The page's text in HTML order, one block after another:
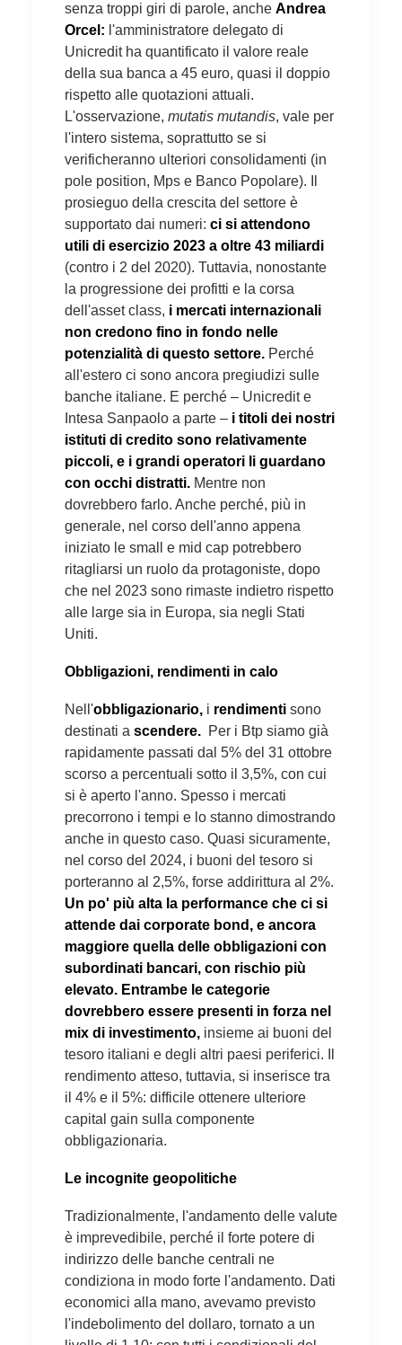
senza troppi giri di parole, anche Andrea
Orcel: l'amministratore delegato di
Unicredit ha quantificato il valore reale
della sua banca a 45 euro, quasi il doppio
rispetto alle quotazioni attuali.
L'osservazione, mutatis mutandis, vale per
l'intero sistema, soprattutto se si
verificheranno ulteriori consolidamenti (in
pole position, Mps e Banco Popolare). Il
prosieguo della crescita del settore è
supportato dai numeri: ci si attendono
utili di esercizio 2023 a oltre 43 miliardi
(contro i 2 del 2020). Tuttavia, nonostante
la progressione dei profitti e la corsa
dell'asset class, i mercati internazionali
non credono fino in fondo nelle
potenzialità di questo settore. Perché
all'estero ci sono ancora pregiudizi sulle
banche italiane. E perché – Unicredit e
Intesa Sanpaolo a parte – i titoli dei nostri
istituti di credito sono relativamente
piccoli, e i grandi operatori li guardano
con occhi distratti. Mentre non
dovrebbero farlo. Anche perché, più in
generale, nel corso dell'anno appena
iniziato le small e mid cap potrebbero
ritagliarsi un ruolo da protagoniste, dopo
che nel 2023 sono rimaste indietro rispetto
alle large sia in Europa, sia negli Stati
Uniti.
Obbligazioni, rendimenti in calo
Nell'obbligazionario, i rendimenti sono
destinati a scendere. Per i Btp siamo già
rapidamente passati dal 5% del 31 ottobre
scorso a percentuali sotto il 3,5%, con cui
si è aperto l'anno. Spesso i mercati
precorrono i tempi e lo stanno dimostrando
anche in questo caso. Quasi sicuramente,
nel corso del 2024, i buoni del tesoro si
porteranno al 2,5%, forse addirittura al 2%.
Un po' più alta la performance che ci si
attende dai corporate bond, e ancora
maggiore quella delle obbligazioni con
subordinati bancari, con rischio più
elevato. Entrambe le categorie
dovrebbero essere presenti in forza nel
mix di investimento, insieme ai buoni del
tesoro italiani e degli altri paesi periferici. Il
rendimento atteso, tuttavia, si inserisce tra
il 4% e il 5%: difficile ottenere ulteriore
capital gain sulla componente
obbligazionaria.
Le incognite geopolitiche
Tradizionalmente, l'andamento delle valute
è imprevedibile, perché il forte potere di
indirizzo delle banche centrali ne
condiziona in modo forte l'andamento. Dati
economici alla mano, avevamo previsto
l'indebolimento del dollaro, tornato a un